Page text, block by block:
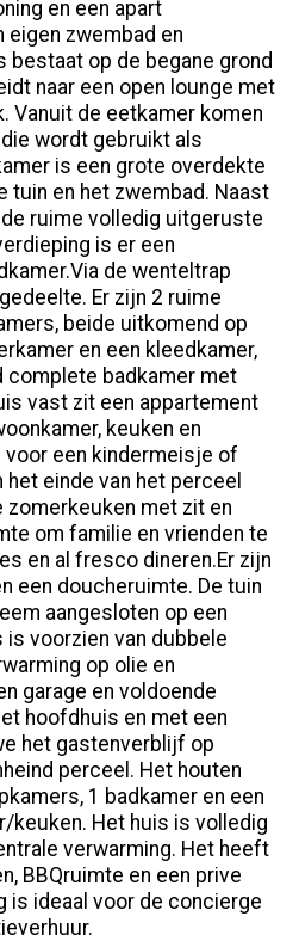
en een apart
zwembad en
bestaat op de begane grond
naar een open lounge met
Vanuit de eetkamer komen
wordt gebruikt als
is een grote overdekte
tuin en het zwembad. Naast
ruime volledig uitgeruste
is er een
de wenteltrap
Er zijn 2 ruime
beide uitkomend op
en een kleedkamer,
complete badkamer met
vast zit een appartement
keuken en
voor een kindermeisje of
einde van het perceel
zomerkeuken met zit en
om familie en vrienden te
en al fresco dineren.Er zijn
een doucheruimte. De tuin
aangesloten op een
voorzien van dubbele
op olie en
garage en voldoende
hoofdhuis en met een
het gastenverblijf op
perceel. Het houten
1 badkamer en een
keuken. Het huis is volledig
verwarming. Het heeft
BBQruimte en een prive
is ideaal voor de concierge